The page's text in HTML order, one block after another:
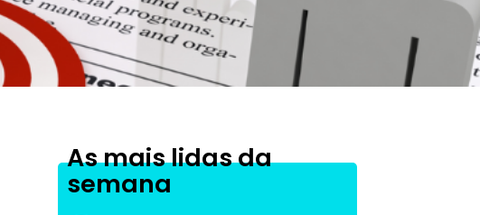
As mais lidas da
semana